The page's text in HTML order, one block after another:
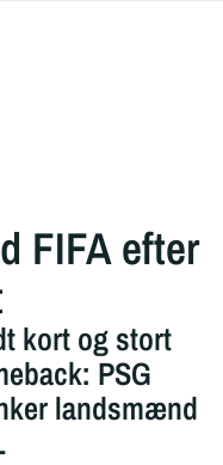
FIFA efter
kort og stort
PSG
landsmænd